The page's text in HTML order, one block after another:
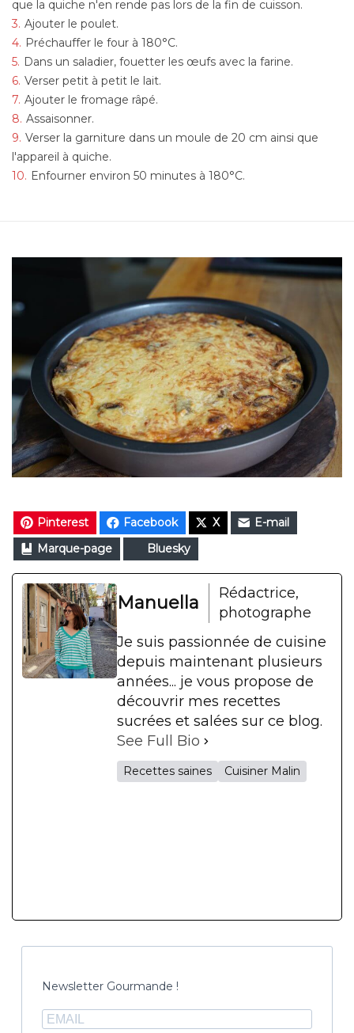
que la quiche n'en rende pas lors de la fin de cuisson.
Ajouter le poulet.
Préchauffer le four à 180°C.
Dans un saladier, fouetter les œufs avec la farine.
Verser petit à petit le lait.
Ajouter le fromage râpé.
Assaisonner.
Verser la garniture dans un moule de 20 cm ainsi que
l'appareil à quiche.
Enfourner environ 50 minutes à 180°C.
Pinterest Facebook X
E-mail
Marque-page
Bluesky
Manuella
Rédactrice,
photographe
Je suis passionnée de cuisine
depuis maintenant plusieurs
années... je vous propose de
découvrir mes recettes
sucrées et salées sur ce blog.
See Full Bio
Recettes saines Cuisiner Malin
Newsletter Gourmande !